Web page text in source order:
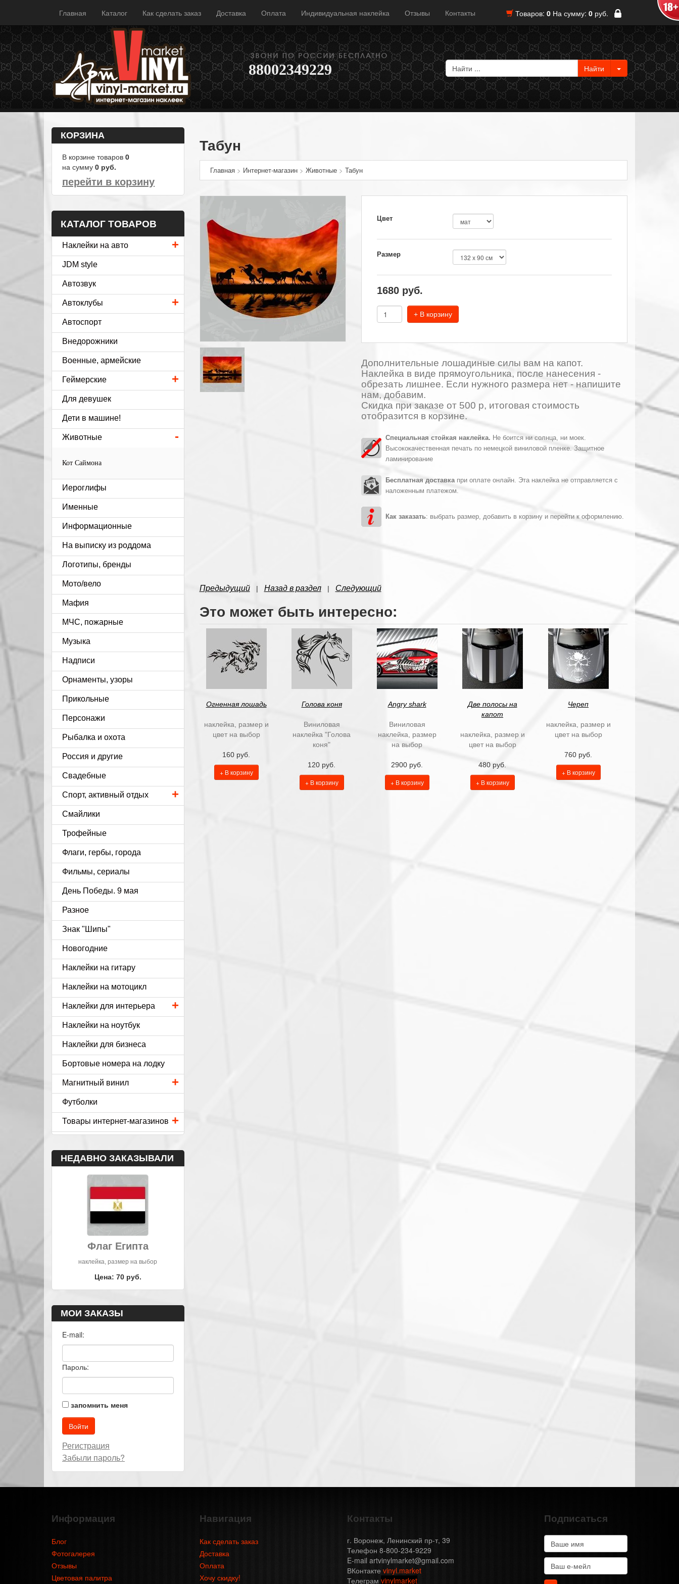
Товаров: 0 На сумму: 0 руб.
Главная Каталог Как сделать заказ Доставка Оплата Индивидуальная наклейка Отзывы Контакты
88002349229
Табун
Главная> Интернет-магазин> Животные> Табун
Цвет
Размер
1680руб.
+ В корзину
Дополнительные лошадиные силы вам на капот.
Наклейка в виде прямоугольника, после нанесения -
обрезать лишнее. Если нужного размера нет - напишите
нам, добавим.
Скидка при заказе от 500 р, итоговая стоимость
отобразится в корзине.
Специальная стойкая наклейка. Не боится ни солнца, ни моек.
Высококачественная печать по немецкой виниловой пленке. Защитное
ламинирование
Бесплатная доставка при оплате онлайн. Эта наклейка не отправляется с
наложенным платежом.
Как заказать: выбрать размер, добавить в корзину и перейти к оформлению.
Предыдущий| Назад в раздел| Следующий
Это может быть интересно:
Огненная лошадь
наклейка, размер и
цвет на выбор
160 руб.
+ В корзину
Голова коня
Виниловая
наклейка "Голова
коня"
120 руб.
+ В корзину
Аngry shark
Виниловая
наклейка, размер
на выбор
2900 руб.
+ В корзину
Две полосы на
капот
наклейка, размер и
цвет на выбор
480 руб.
+ В корзину
Череп
наклейка, размер и
цвет на выбор
760 руб.
+ В корзину
КОРЗИНА
В корзине товаров 0
на сумму 0 руб.
перейти в корзину
КАТАЛОГ ТОВАРОВ
+
Наклейки на авто
JDM style
Автозвук
+
Автоклубы
Автоспорт
Внедорожники
Военные, армейские
+
Геймерские
Для девушек
Дети в машине!
-
Животные
Кот Саймона
Иероглифы
Именные
Информационные
На выписку из роддома
Логотипы, бренды
Мото/вело
Мафия
МЧС, пожарные
Музыка
Надписи
Орнаменты, узоры
Прикольные
Персонажи
Рыбалка и охота
Россия и другие
Свадебные
+
Спорт, активный отдых
Смайлики
Трофейные
Флаги, гербы, города
Фильмы, сериалы
День Победы. 9 мая
Разное
Знак "Шипы"
Новогодние
Наклейки на гитару
Наклейки на мотоцикл
+
Наклейки для интерьера
Наклейки на ноутбук
Наклейки для бизнеса
Бортовые номера на лодку
+
Магнитный винил
Футболки
+
Товары интернет-магазинов
НЕДАВНО ЗАКАЗЫВАЛИ
Флаг Египта
наклейка, размер на выбор
Цена: 70 руб.
МОИ ЗАКАЗЫ
E-mail:
Пароль:
запомнить меня
Регистрация
Забыли пароль?
Информация
Блог
Фотогалерея
Отзывы
Цветовая палитра
Навигация
Как сделать заказ
Доставка
Оплата
Хочу скидку!
Контакты
г. Воронеж, Ленинский пр-т, 39
Телефон 8-800-234-9229
E-mail artvinylmarket@gmail.com
ВКонтакте vinyl.market
Телеграм vinylmarket
Подписаться